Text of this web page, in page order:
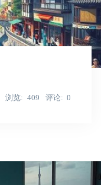
浏览 409 评论 0